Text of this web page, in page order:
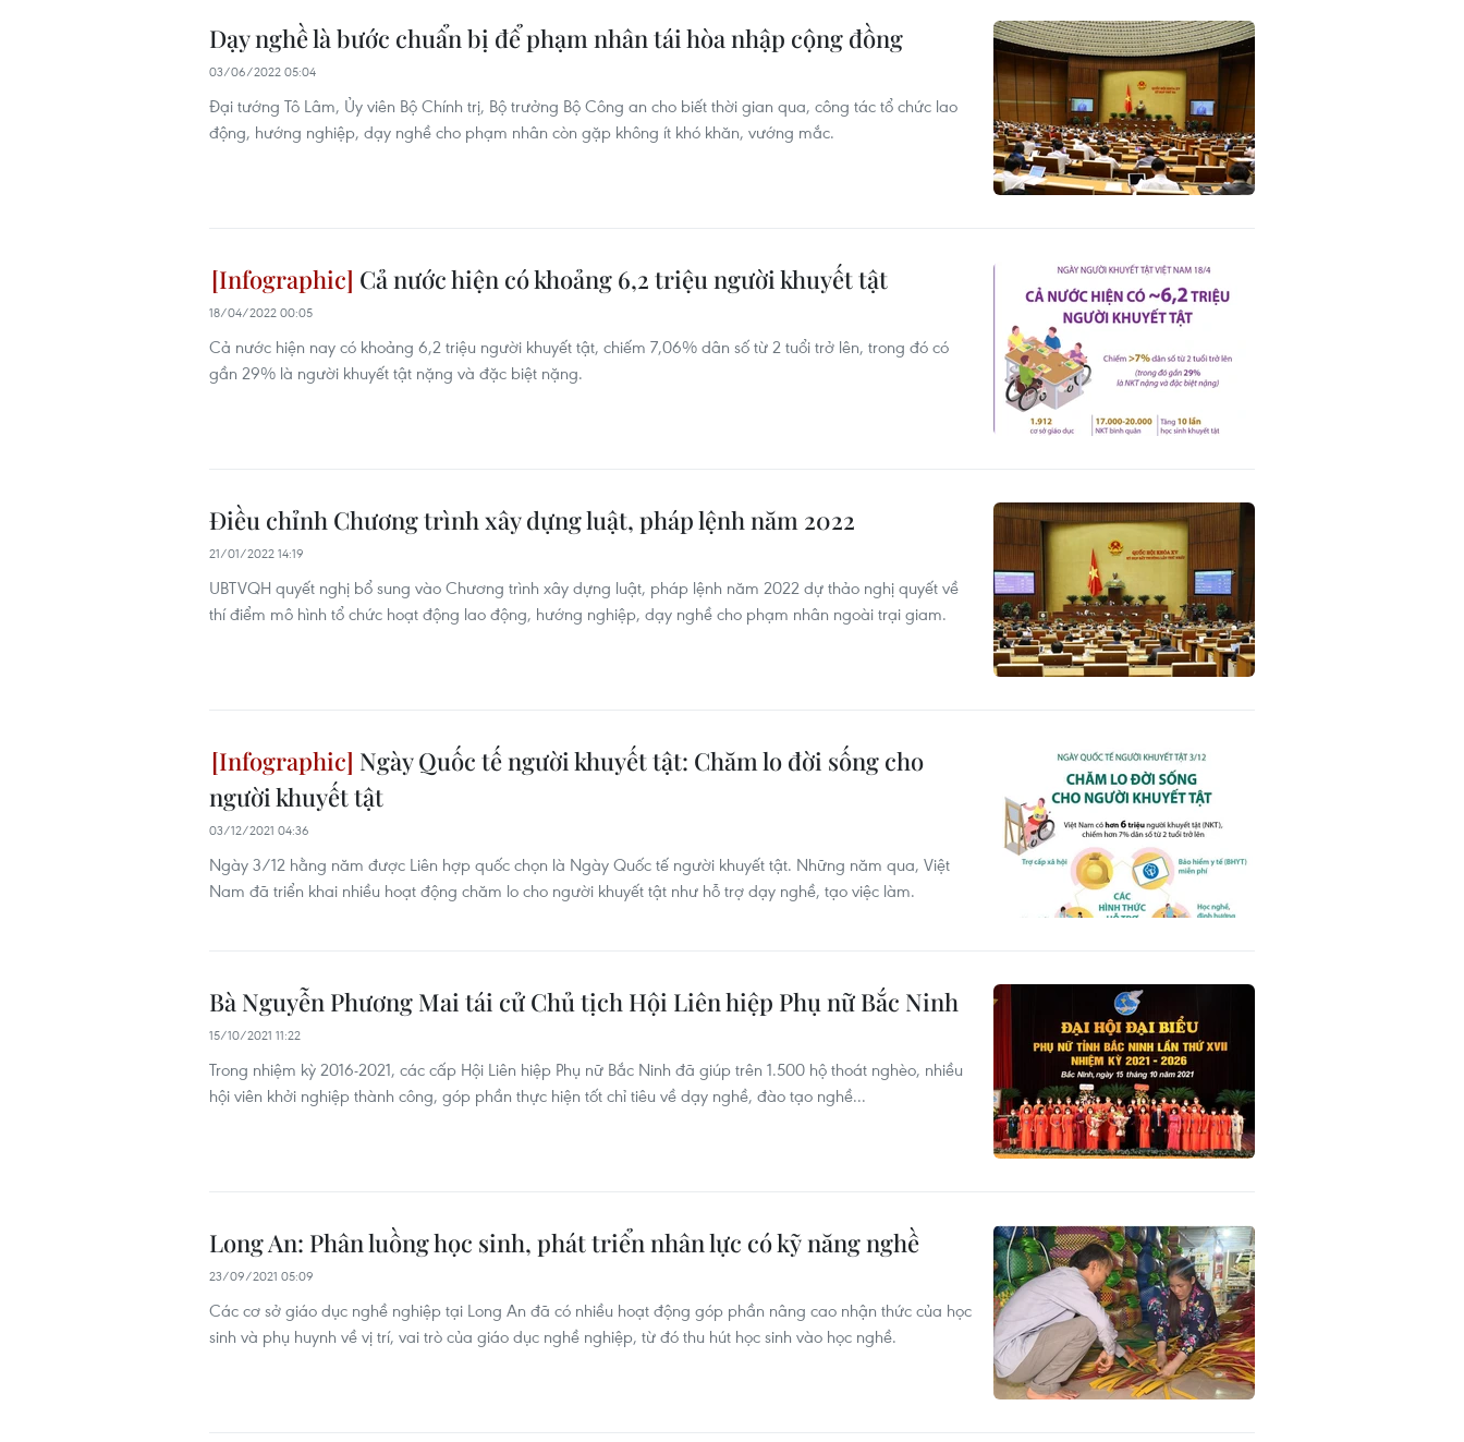
Dạy nghề là bước chuẩn bị để phạm nhân tái hòa nhập cộng đồng
03/06/2022 05:04
Đại tướng Tô Lâm, Ủy viên Bộ Chính trị, Bộ trưởng Bộ Công an cho biết thời gian qua, công tác tổ chức lao
động, hướng nghiệp, dạy nghề cho phạm nhân còn gặp không ít khó khăn, vướng mắc.
Cả nước hiện có khoảng 6,2 triệu người khuyết tật
18/04/2022 00:05
Cả nước hiện nay có khoảng 6,2 triệu người khuyết tật, chiếm 7,06% dân số từ 2 tuổi trở lên, trong đó có
gần 29% là người khuyết tật nặng và đặc biệt nặng.
Điều chỉnh Chương trình xây dựng luật, pháp lệnh năm 2022
21/01/2022 14:19
UBTVQH quyết nghị bổ sung vào Chương trình xây dựng luật, pháp lệnh năm 2022 dự thảo nghị quyết về
thí điểm mô hình tổ chức hoạt động lao động, hướng nghiệp, dạy nghề cho phạm nhân ngoài trại giam.
Ngày Quốc tế người khuyết tật: Chăm lo đời sống cho
người khuyết tật
03/12/2021 04:36
Ngày 3/12 hằng năm được Liên hợp quốc chọn là Ngày Quốc tế người khuyết tật. Những năm qua, Việt
Nam đã triển khai nhiều hoạt động chăm lo cho người khuyết tật như hỗ trợ dạy nghề, tạo việc làm.
Bà Nguyễn Phương Mai tái cử Chủ tịch Hội Liên hiệp Phụ nữ Bắc Ninh
15/10/2021 11:22
Trong nhiệm kỳ 2016-2021, các cấp Hội Liên hiệp Phụ nữ Bắc Ninh đã giúp trên 1.500 hộ thoát nghèo, nhiều
hội viên khởi nghiệp thành công, góp phần thực hiện tốt chỉ tiêu về dạy nghề, đào tạo nghề...
Long An: Phân luồng học sinh, phát triển nhân lực có kỹ năng nghề
23/09/2021 05:09
Các cơ sở giáo dục nghề nghiệp tại Long An đã có nhiều hoạt động góp phần nâng cao nhận thức của học
sinh và phụ huynh về vị trí, vai trò của giáo dục nghề nghiệp, từ đó thu hút học sinh vào học nghề.